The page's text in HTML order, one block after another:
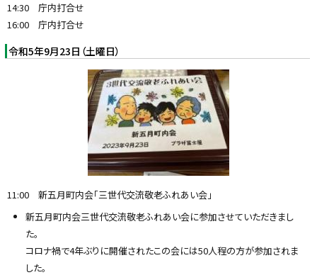
14:30 庁内打合せ
16:00 庁内打合せ
令和5年9月23日（土曜日）
11:00 新五月町内会「三世代交流敬老ふれあい会」
新五月町内会三世代交流敬老ふれあい会に参加させていただきまし
た。
コロナ禍で4年ぶりに開催されたこの会には50人程の方が参加されま
した。